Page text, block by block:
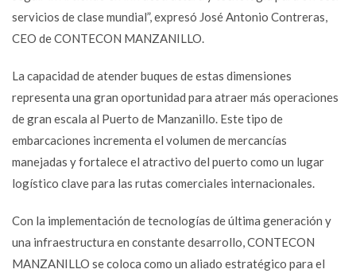
servicios de clase mundial”, expresó José Antonio Contreras,
CEO de CONTECON MANZANILLO.
La capacidad de atender buques de estas dimensiones
representa una gran oportunidad para atraer más operaciones
de gran escala al Puerto de Manzanillo. Este tipo de
embarcaciones incrementa el volumen de mercancías
manejadas y fortalece el atractivo del puerto como un lugar
logístico clave para las rutas comerciales internacionales.
Con la implementación de tecnologías de última generación y
una infraestructura en constante desarrollo, CONTECON
MANZANILLO se coloca como un aliado estratégico para el